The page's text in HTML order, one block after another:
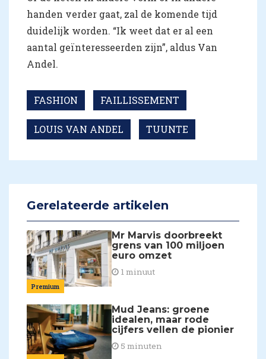
handen verder gaat, zal de komende tijd
duidelijk worden. “Ik weet dat er al een
aantal geïnteresseerden zijn”, aldus Van
Andel.
FASHION FAILLISSEMENT
LOUIS VAN ANDEL TUUNTE
Gerelateerde artikelen
Premium
Mr Marvis doorbreekt
grens van 100 miljoen
euro omzet
1 minuut
Mud Jeans: groene
idealen, maar rode
cijfers vellen de pionier
5 minuten